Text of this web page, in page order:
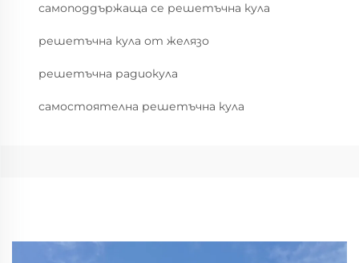
самоподдържаща се решетъчна кула
решетъчна кула от желязо
решетъчна радиокула
самостоятелна решетъчна кула